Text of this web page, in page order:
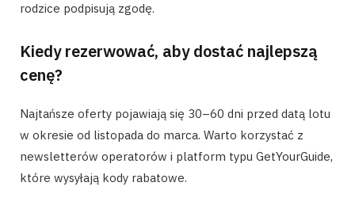
rodzice podpisują zgodę.
Kiedy rezerwować, aby dostać najlepszą
cenę?
Najtańsze oferty pojawiają się 30–60 dni przed datą lotu
w okresie od listopada do marca. Warto korzystać z
newsletterów operatorów i platform typu GetYourGuide,
które wysyłają kody rabatowe.